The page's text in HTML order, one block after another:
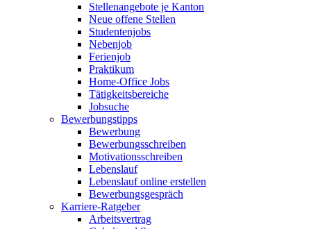
Stellenangebote je Kanton
Neue offene Stellen
Studentenjobs
Nebenjob
Ferienjob
Praktikum
Home-Office Jobs
Tätigkeitsbereiche
Jobsuche
Bewerbungstipps
Bewerbung
Bewerbungsschreiben
Motivationsschreiben
Lebenslauf
Lebenslauf online erstellen
Bewerbungsgespräch
Karriere-Ratgeber
Arbeitsvertrag